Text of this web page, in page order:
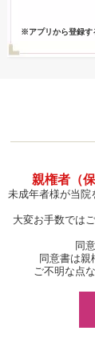
※アプリから登録す
親権者（
未成年者様が当院
大変お手数では
同
同意書は親
ご不明な点